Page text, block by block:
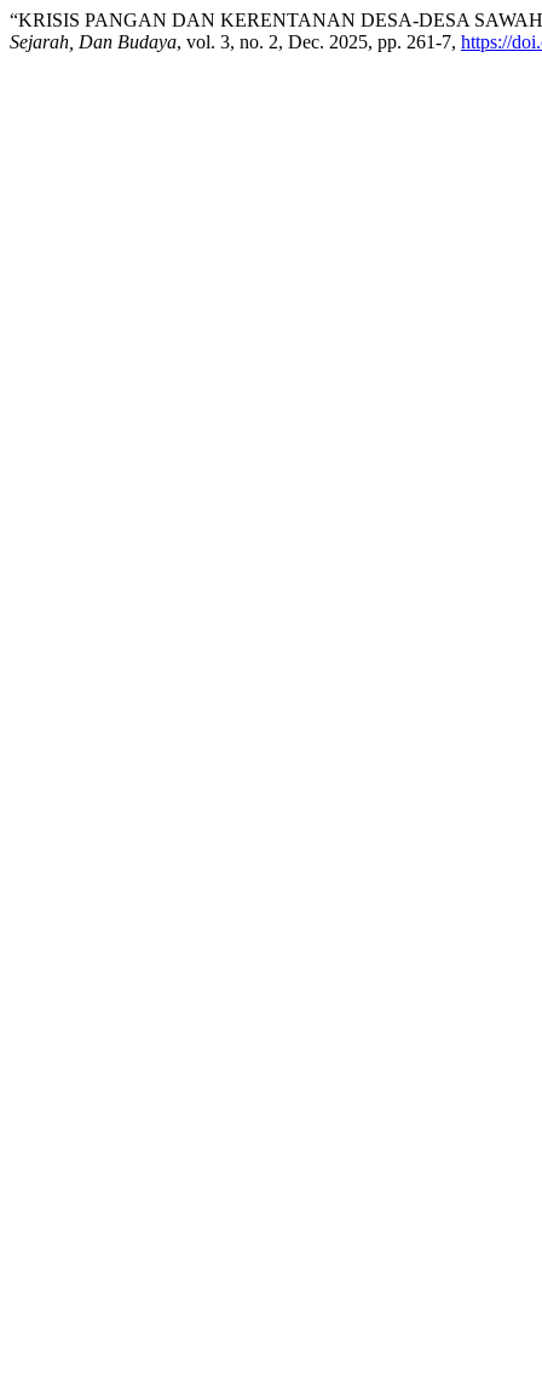
“KRISIS PANGAN DAN KERENTANAN DESA-DESA
Sejarah, Dan Budaya, vol. 3, no. 2, Dec. 2025, pp. 261-7, https://